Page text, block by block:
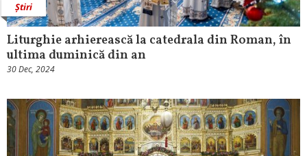
Știri
Liturghie arhierească la catedrala din Roman, în
ultima duminică din an
30 Dec, 2024